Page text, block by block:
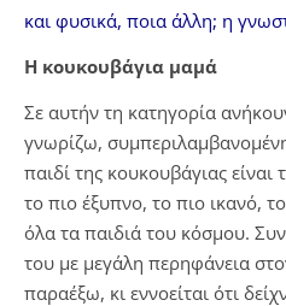
και φυσικά, ποια άλλη; η
Η κουκουβάγια μαμά
Σε αυτήν τη κατηγορία
γνωρίζω,
παιδί της κουκουβάγιας
το πιο έξυπνο, το πιο ικανό,
όλα τα παιδιά του κόσμου.
του με μεγάλη περηφάνεια
παραέξω, κι εννοείται ότι